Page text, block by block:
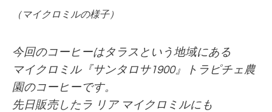
（マイクロミルの様子）
今回のコーヒーはタラスという地域にある
マイクロミル『サンタロサ1900』トラピチェ農
園のコーヒーです。
先日販売したラ リア マイクロミルにも